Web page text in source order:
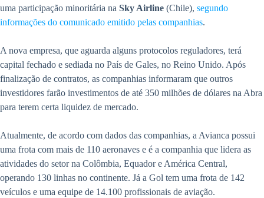
uma participação minoritária na Sky Airline (Chile), segundo
informações do comunicado emitido pelas companhias.
A nova empresa, que aguarda alguns protocolos reguladores, terá
capital fechado e sediada no País de Gales, no Reino Unido. Após
finalização de contratos, as companhias informaram que outros
investidores farão investimentos de até 350 milhões de dólares na Abra
para terem certa liquidez de mercado.
Atualmente, de acordo com dados das companhias, a Avianca possui
uma frota com mais de 110 aeronaves e é a companhia que lidera as
atividades do setor na Colômbia, Equador e América Central,
operando 130 linhas no continente. Já a Gol tem uma frota de 142
veículos e uma equipe de 14.100 profissionais de aviação.